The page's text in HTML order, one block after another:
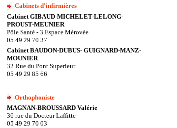
Cabinets d'infirmières
Cabinet GIBAUD-MICHELET-LELONG-
PROUST-MEUNIER
Pôle Santé - 3 Espace Mérovée
05 49 29 70 37
Cabinet BAUDON-DUBUS- GUIGNARD-MANZ-
MOUNIER
32 Rue du Pont Superieur
05 49 29 85 66
Orthophoniste
MAGNAN-BROUSSARD Valérie
36 rue du Docteur Laffitte
05 49 29 70 03